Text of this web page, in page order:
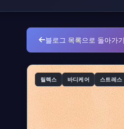
블로그 목록으로 돌아가기
릴렉스 바디케어 스트레스